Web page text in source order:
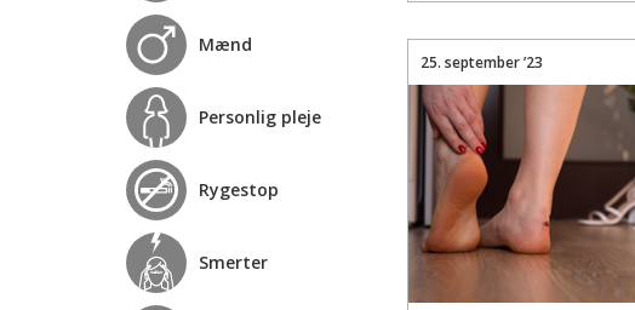
Mænd
Personlig pleje
Rygestop
Smerter
25. september ’23